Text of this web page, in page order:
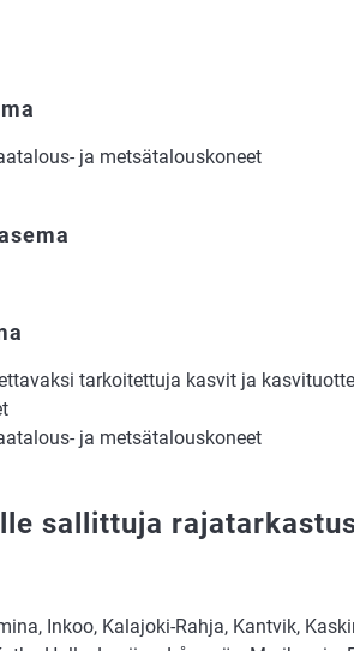
ja metsätalouskoneet
tarkoitettuja kasvit ja
ja metsätalouskoneet
sallittuja
Inkoo, Kalajoki-Rahja, Kantvik,